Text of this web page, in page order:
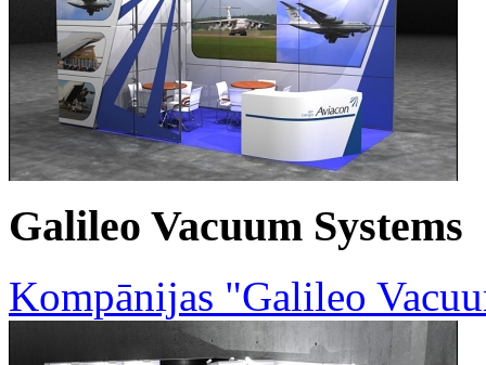
Galileo Vacuum Systems
Kompānijas "Galileo